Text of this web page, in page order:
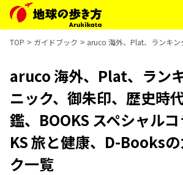
TOP ガイドブック aruco 海外、Plat、ランキン
aruco 海外、Plat、ラン
ニック、御朱印、歴史時
鑑、BOOKS スペシャル
KS 旅と健康、D-Books
ク一覧